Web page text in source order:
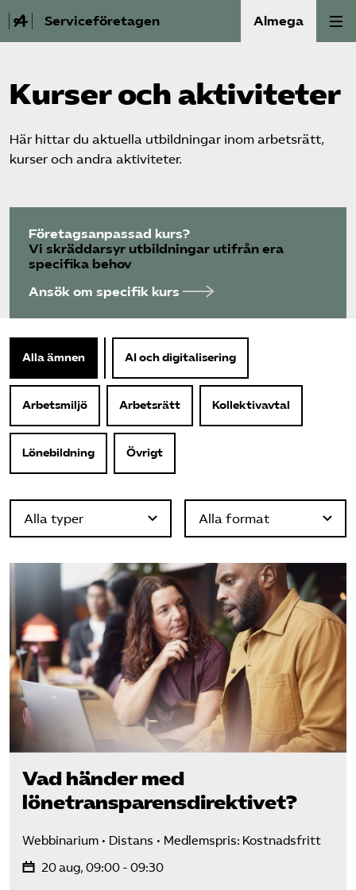
Serviceföretagen Almega
Medlemskap
Våra frågor
SRY
Bli medlem
Logga in på Arbetsgivarguiden
Sök på serviceforetagen.se
Press
In English
Beställ trycksaker
Kurser och aktiviteter
Här hittar du aktuella utbildningar inom arbetsrätt,
kurser och andra aktiviteter.
Företagsanpassad kurs?
Vi skräddarsyr utbildningar utifrån era
specifika behov
Ansök om specifik kurs
Alla ämnen AI och digitalisering
Arbetsmiljö Arbetsrätt Kollektivavtal
Lönebildning Övrigt
Vad händer med
lönetransparens­direktivet?
Webbinarium Distans
Medlemspris: Kostnadsfritt
20 aug, 09:00 - 09:30